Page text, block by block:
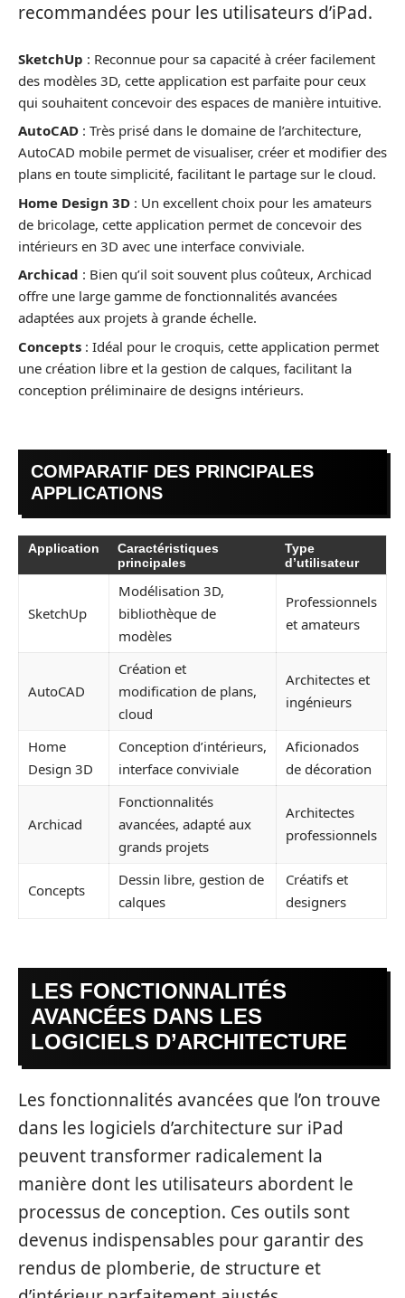
recommandées pour les utilisateurs d’iPad.
SketchUp : Reconnue pour sa capacité à créer facilement
des modèles 3D, cette application est parfaite pour ceux
qui souhaitent concevoir des espaces de manière intuitive.
AutoCAD : Très prisé dans le domaine de l’architecture,
AutoCAD mobile permet de visualiser, créer et modifier des
plans en toute simplicité, facilitant le partage sur le cloud.
Home Design 3D : Un excellent choix pour les amateurs
de bricolage, cette application permet de concevoir des
intérieurs en 3D avec une interface conviviale.
Archicad : Bien qu’il soit souvent plus coûteux, Archicad
offre une large gamme de fonctionnalités avancées
adaptées aux projets à grande échelle.
Concepts : Idéal pour le croquis, cette application permet
une création libre et la gestion de calques, facilitant la
conception préliminaire de designs intérieurs.
COMPARATIF DES PRINCIPALES
APPLICATIONS
Application
Caractéristiques
principales
Type
d’utilisateur
SketchUp
Modélisation 3D,
bibliothèque de
modèles
Professionnels
et amateurs
AutoCAD
Création et
modification de plans,
cloud
Architectes et
ingénieurs
Home
Design 3D
Conception d’intérieurs,
interface conviviale
Aficionados
de décoration
Archicad
Fonctionnalités
avancées, adapté aux
grands projets
Architectes
professionnels
Concepts
Dessin libre, gestion de
calques
Créatifs et
designers
LES FONCTIONNALITÉS
AVANCÉES DANS LES
LOGICIELS D’ARCHITECTURE
Les fonctionnalités avancées que l’on trouve
dans les logiciels d’architecture sur iPad
peuvent transformer radicalement la
manière dont les utilisateurs abordent le
processus de conception. Ces outils sont
devenus indispensables pour garantir des
rendus de plomberie, de structure et